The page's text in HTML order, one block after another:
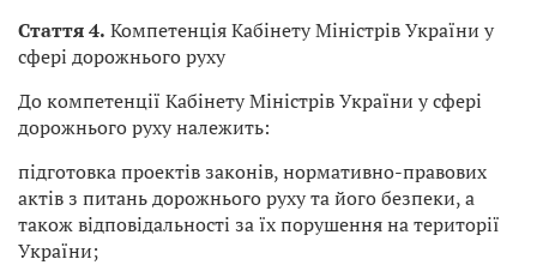
Стаття 4. Компетенція Кабінету Міністрів України у
сфері дорожнього руху
До компетенції Кабінету Міністрів України у сфері
дорожнього руху належить:
підготовка проектів законів, нормативно-правових
актів з питань дорожнього руху та його безпеки, а
також відповідальності за їх порушення на території
України;